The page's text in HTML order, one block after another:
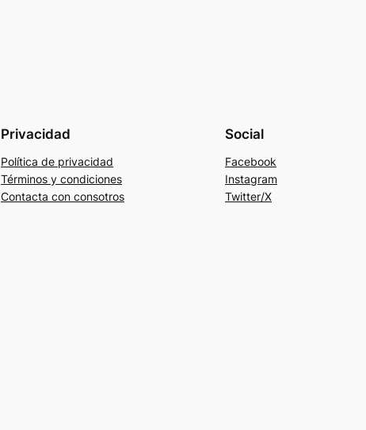
Privacidad
Política de privacidad
Términos y condiciones
Contacta con consotros
Social
Facebook
Instagram
Twitter/X